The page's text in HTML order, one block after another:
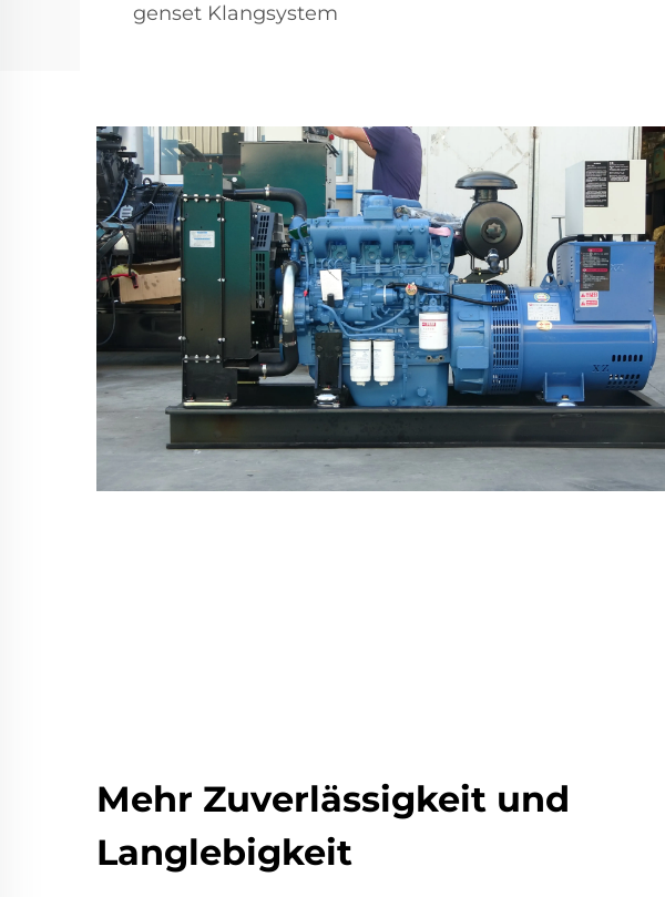
genset Klangsystem
Mehr Zuverlässigkeit und
Langlebigkeit